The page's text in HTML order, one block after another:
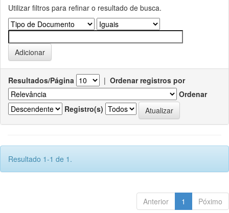
Utilizar filtros para refinar o resultado de busca.
Resultados/Página | Ordenar registros por
Ordenar
Registro(s)
Resultado 1-1 de 1.
Anterior 1 Póximo